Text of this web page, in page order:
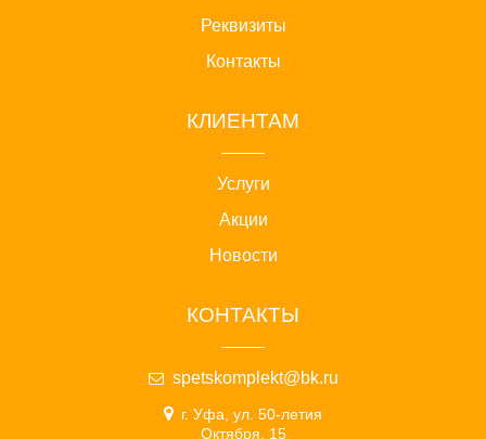
Реквизиты
Контакты
КЛИЕНТАМ
Услуги
Акции
Новости
КОНТАКТЫ
spetskomplekt@bk.ru
г. Уфа, ул. 50-летия
Октября, 15